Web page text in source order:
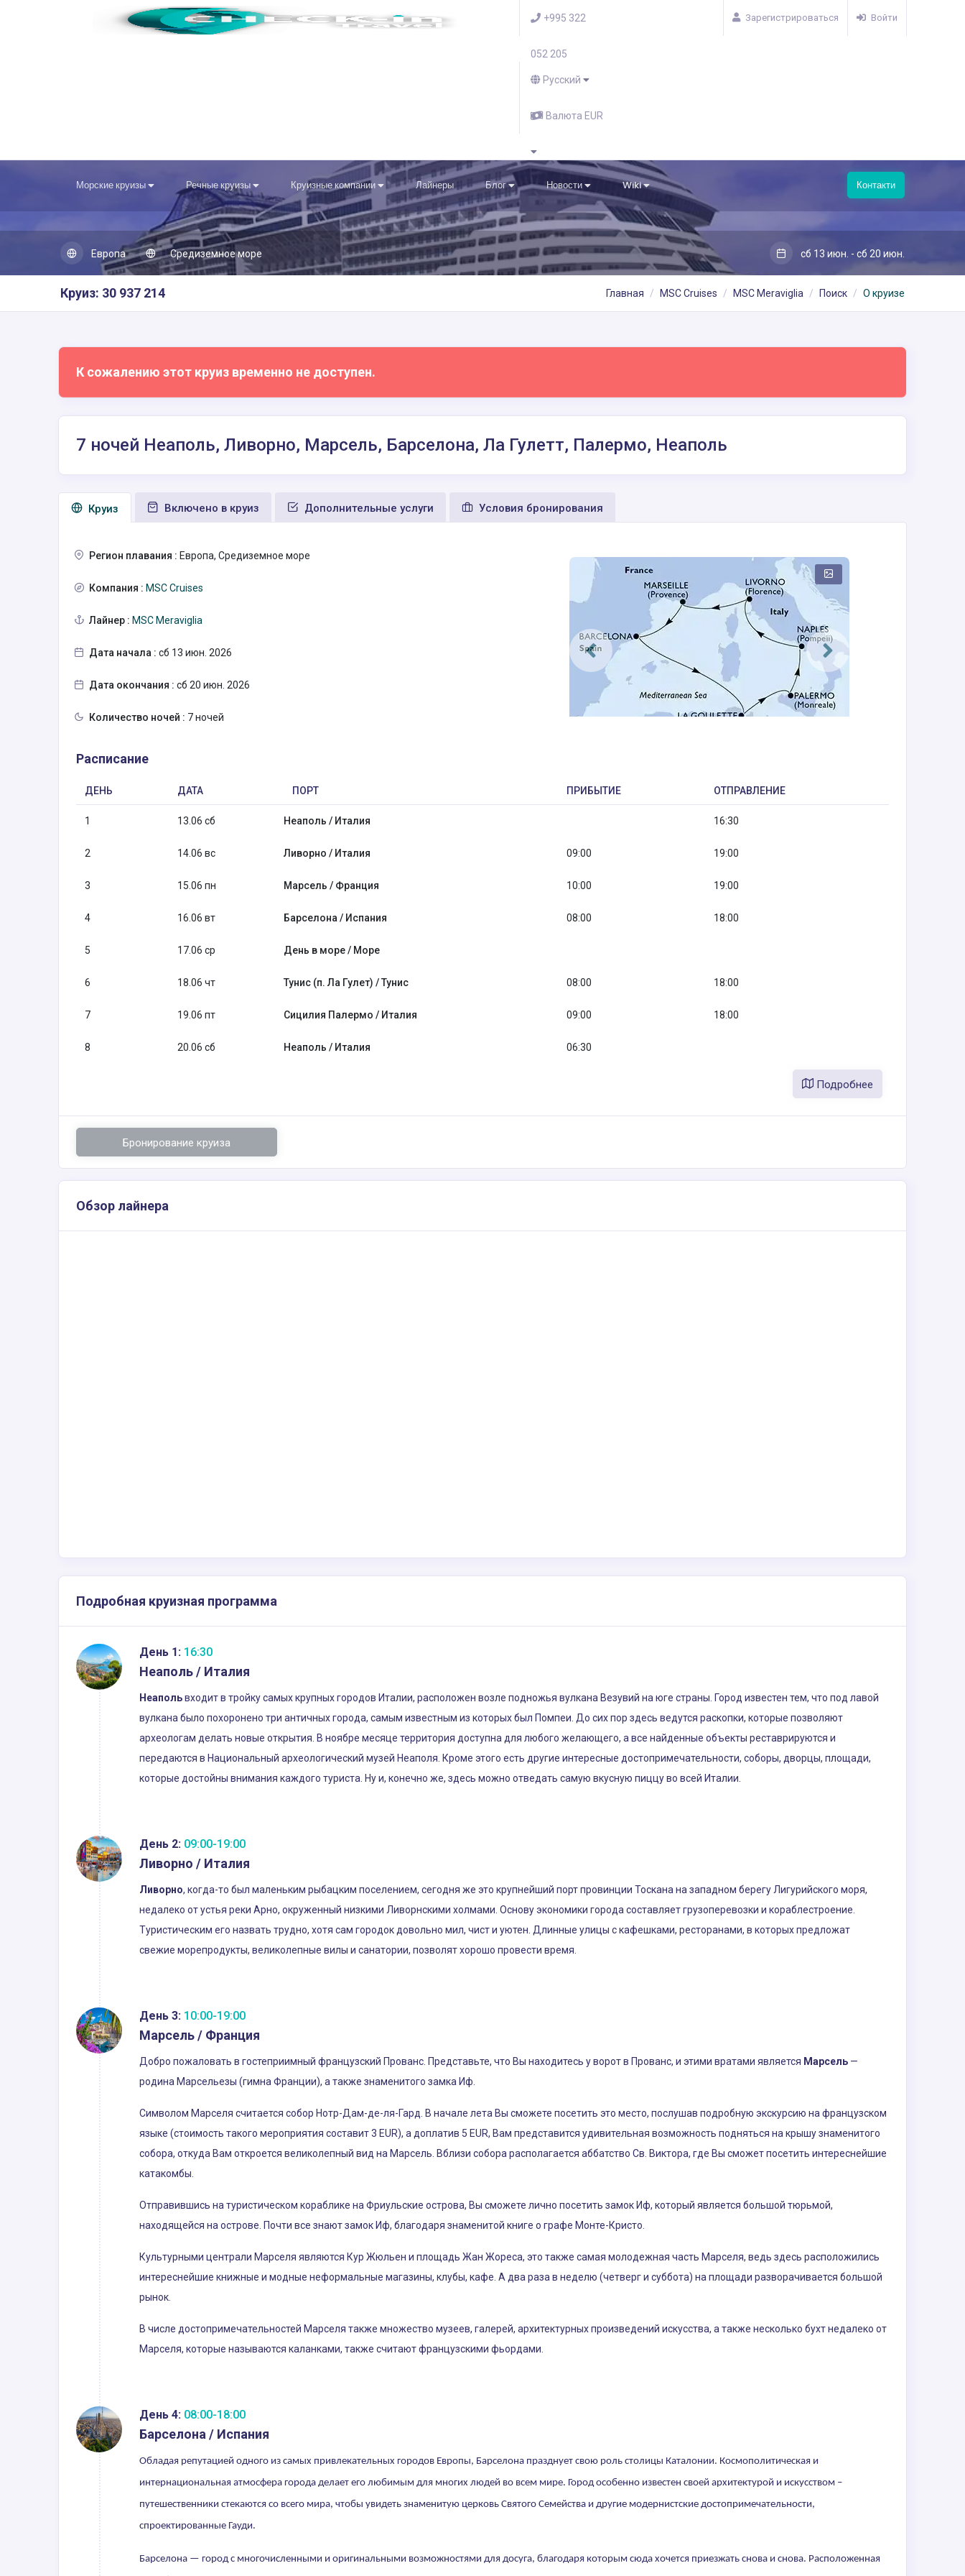
+995 322
052 205
Русский
Валюта EUR
Зарегистрироваться Войти
Морские круизы Речные круизы Круизные компании Лайнеры Блог Новости Wiki Контакти
Европа Средиземное море сб 13 июн. - сб 20 июн.
Круиз: 30 937 214 Главная MSC Cruises MSC Meraviglia Поиск О круизе
К сожалению этот круиз временно не доступен.
7 ночей Неаполь, Ливорно, Марсель, Барселона, Ла Гулетт, Палермо, Неаполь
Круиз Включено в круиз Дополнительные услуги Условия бронирования
Регион плавания : Европа, Средиземное море
Компания : MSC Cruises
Лайнер : MSC Meraviglia
Дата начала : сб 13 июн. 2026
Дата окончания : сб 20 июн. 2026
Количество ночей : 7 ночей
Расписание
ДЕНЬ ДАТА ПОРТ ПРИБЫТИЕ ОТПРАВЛЕНИЕ
1 13.06 сб Неаполь / Италия 16:30
2 14.06 вс Ливорно / Италия 09:00 19:00
3 15.06 пн Марсель / Франция 10:00 19:00
4 16.06 вт Барселона / Испания 08:00 18:00
5 17.06 ср День в море / Море
6 18.06 чт Тунис (п. Ла Гулет) / Тунис 08:00 18:00
7 19.06 пт Сицилия Палермо / Италия 09:00 18:00
8 20.06 сб Неаполь / Италия 06:30
Подробнее
Бронирование круиза
Обзор лайнера
Подробная круизная программа
День 1: 16:30
Неаполь / Италия
Неапольвходит в тройку самых крупных городов Италии, расположен возле подножья вулкана Везувий на юге страны. Город известен тем, что под лавой
вулкана было похоронено три античных города, самым известным из которых был Помпеи. До сих пор здесь ведутся раскопки, которые позволяют
археологам делать новые открытия. В ноябре месяце территория доступна для любого желающего, а все найденные объекты реставрируются и
передаются в Национальный археологический музей Неаполя. Кроме этого есть другие интересные достопримечательности, соборы, дворцы, площади,
которые достойны внимания каждого туриста. Ну и, конечно же, здесь можно отведать самую вкусную пиццу во всей Италии.
День 2: 09:00-19:00
Ливорно / Италия
Ливорно, когда-то был маленьким рыбацким поселением, сегодня же это крупнейший порт провинции Тоскана на западном берегу Лигурийского моря,
недалеко от устья реки Арно, окруженный низкими Ливорнскими холмами. Основу экономики города составляет грузоперевозки и кораблестроение.
Туристическим его назвать трудно, хотя сам городок довольно мил, чист и уютен. Длинные улицы с кафешками, ресторанами, в которых предложат
свежие морепродукты, великолепные вилы и санатории, позволят хорошо провести время.
День 3: 10:00-19:00
Марсель / Франция
Добро пожаловать в гостеприимный французский Прованс. Представьте, что Вы находитесь у ворот в Прованс, и этими вратами является Марсель —
родина Марсельезы (гимна Франции), а также знаменитого замка Иф.
Символом Марселя считается собор Нотр-Дам-де-ля-Гард. В начале лета Вы сможете посетить это место, послушав подробную экскурсию на французском
языке (стоимость такого мероприятия составит 3 EUR), а доплатив 5 EUR, Вам представится удивительная возможность подняться на крышу знаменитого
собора, откуда Вам откроется великолепный вид на Марсель. Вблизи собора располагается аббатство Св. Виктора, где Вы сможет посетить интереснейшие
катакомбы.
Отправившись на туристическом кораблике на Фриульские острова, Вы сможете лично посетить замок Иф, который является большой тюрьмой,
находящейся на острове. Почти все знают замок Иф, благодаря знаменитой книге о графе Монте-Кристо.
Культурными централи Марселя являются Кур Жюльен и площадь Жан Жореса, это также самая молодежная часть Марселя, ведь здесь расположились
интереснейшие книжные и модные неформальные магазины, клубы, кафе. А два раза в неделю (четверг и суббота) на площади разворачивается большой
рынок.
В числе достопримечательностей Марселя также множество музеев, галерей, архитектурных произведений искусства, а также несколько бухт недалеко от
Марселя, которые называются каланками, также считают французскими фьордами.
День 4: 08:00-18:00
Барселона / Испания
Обладая репутацией одного из самых привлекательных городов Европы, Барселона празднует свою роль столицы Каталонии. Космополитическая и
интернациональная атмосфера города делает его любимым для многих людей во всем мире. Город особенно известен своей архитектурой и искусством –
путешественники стекаются со всего мира, чтобы увидеть знаменитую церковь Святого Семейства и другие модернистские достопримечательности,
спроектированные Гауди.
Барселона — город с многочисленными и оригинальными возможностями для досуга, благодаря которым сюда хочется приезжать снова и снова. Расположенная